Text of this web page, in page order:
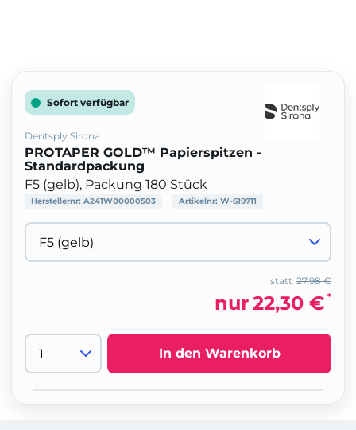
Sofort verfügbar
Dentsply Sirona
PROTAPER GOLD™ Papierspitzen -
Standardpackung
F5 (gelb), Packung 180 Stück
Herstellernr: A241W00000503 Artikelnr: W-619711
27,98 €
statt
nur22,30 € *
In den Warenkorb